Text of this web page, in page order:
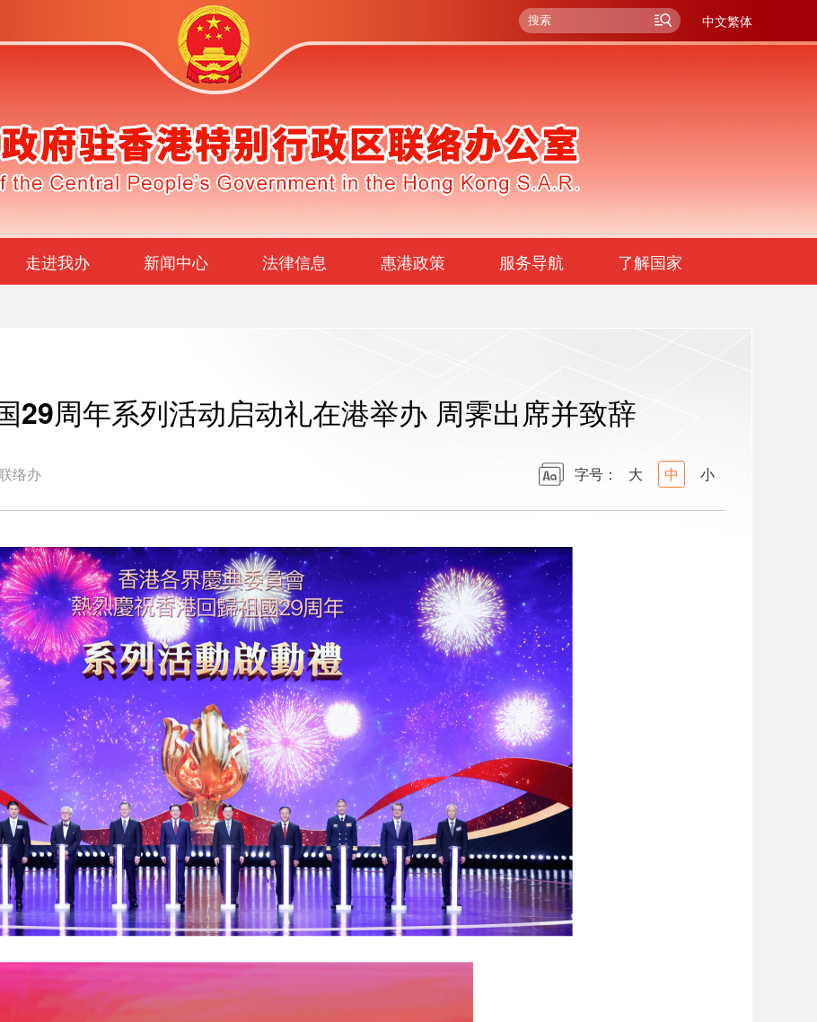
中文繁体
走进我办 新闻中心 法律信息 惠港政策 服务导航 了解国家
29周年系列活动启动礼在港举办 周霁出席并致辞
络办 字号： 大 中 小